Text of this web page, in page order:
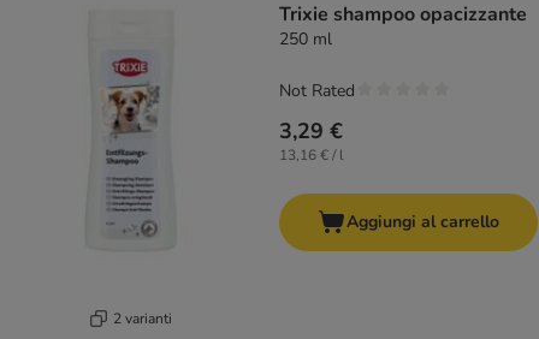
2 varianti
Trixie shampoo opacizzante
250 ml
3,29 €
13,16 € / l
Not Rated
Aggiungi al carrello